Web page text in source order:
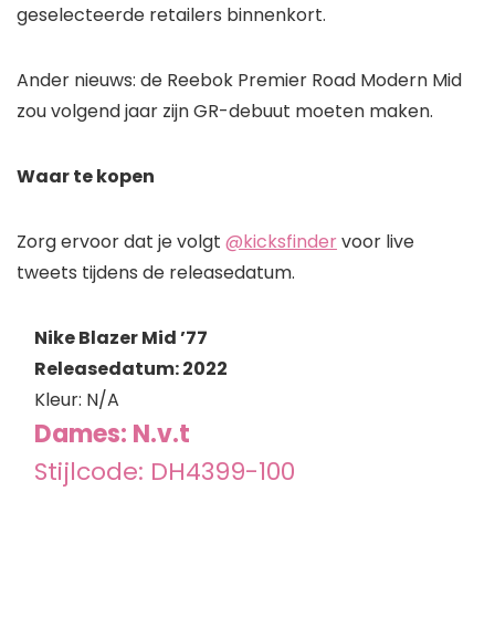
geselecteerde retailers binnenkort.
Ander nieuws: de Reebok Premier Road Modern Mid
zou volgend jaar zijn GR-debuut moeten maken.
Waar te kopen
Zorg ervoor dat je volgt @kicksfindervoor live
tweets tijdens de releasedatum.
Nike Blazer Mid ’77
Releasedatum: 2022
Kleur: N/A
Dames: N.v.t
Stijlcode: DH4399-100